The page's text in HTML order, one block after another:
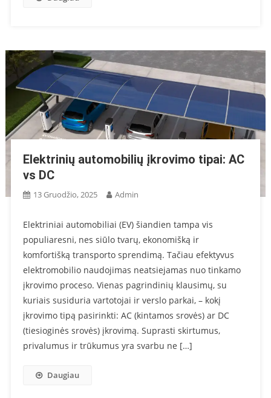
Elektrinių automobilių įkrovimo tipai: AC
vs DC
13 Gruodžio, 2025 Admin
Elektriniai automobiliai (EV) šiandien tampa vis
populiaresni, nes siūlo tvarų, ekonomišką ir
komfortišką transporto sprendimą. Tačiau efektyvus
elektromobilio naudojimas neatsiejamas nuo tinkamo
įkrovimo proceso. Vienas pagrindinių klausimų, su
kuriais susiduria vartotojai ir verslo parkai, – kokį
įkrovimo tipą pasirinkti: AC (kintamos srovės) ar DC
(tiesioginės srovės) įkrovimą. Suprasti skirtumus,
privalumus ir trūkumus yra svarbu ne […]
Daugiau